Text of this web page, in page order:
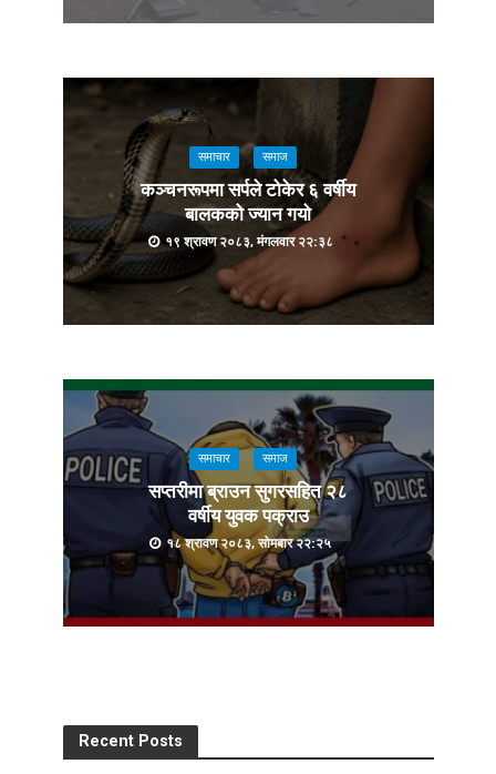
समाचार समाज
कञ्चनरूपमा सर्पले टोकेर ६ वर्षीय
बालकको ज्यान गयो
१९ श्रावण २०८३, मंगलवार २२:३८
समाचार समाज
सप्तरीमा ब्राउन सुगरसहित २८
वर्षीय युवक पक्राउ
१८ श्रावण २०८३, सोमबार २२:२५
Recent Posts